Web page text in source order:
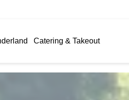
Catering & Takeout